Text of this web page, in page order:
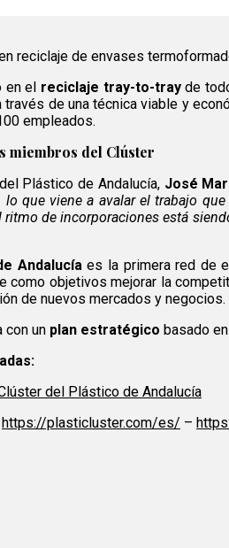
reciclaje de envases
el reciclaje tray-to-trayde
de una técnica viable y
empleados.
miembros del Clúster
Plástico de Andalucía,José
que viene a avalar el trabajo
ritmo de incorporaciones está
Andalucíaes la primera red de
como objetivos mejorar la
de nuevos mercados y negocios.
con un plan estratégico basado
del Plástico de Andalucía
https://plasticluster.com/es/ –